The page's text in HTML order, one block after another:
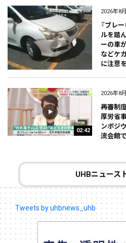
2026年8
『ブレ
ルを踏
ーの車
などケ
に注意
02:42
2026年8
再審制
厚労省
ンポジ
流会館で
UHBニュース
Tweets by uhbnews_uhb